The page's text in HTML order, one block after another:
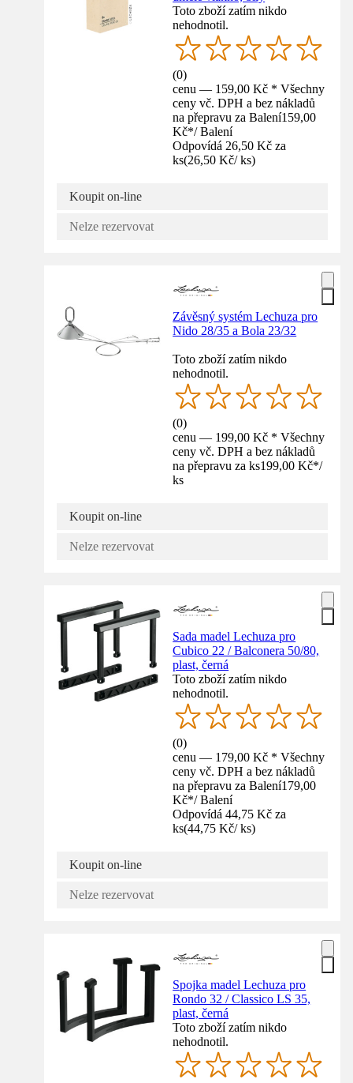
Toto zboží zatím nikdo
nehodnotil.
(0)
cenu — 159,00 Kč * Všechny
ceny vč. DPH a bez nákladů
na přepravu za Balení159,00
Kč*/ Balení
Odpovídá 26,50 Kč za
ks(26,50 Kč/ ks)
Koupit on-line
Nelze rezervovat
Závěsný systém Lechuza pro
Nido 28/35 a Bola 23/32
Toto zboží zatím nikdo
nehodnotil.
(0)
cenu — 199,00 Kč * Všechny
ceny vč. DPH a bez nákladů
na přepravu za ks199,00 Kč*/
ks
Koupit on-line
Nelze rezervovat
Sada madel Lechuza pro
Cubico 22 / Balconera 50/80,
plast, černá
Toto zboží zatím nikdo
nehodnotil.
(0)
cenu — 179,00 Kč * Všechny
ceny vč. DPH a bez nákladů
na přepravu za Balení179,00
Kč*/ Balení
Odpovídá 44,75 Kč za
ks(44,75 Kč/ ks)
Koupit on-line
Nelze rezervovat
Spojka madel Lechuza pro
Rondo 32 / Classico LS 35,
plast, černá
Toto zboží zatím nikdo
nehodnotil.